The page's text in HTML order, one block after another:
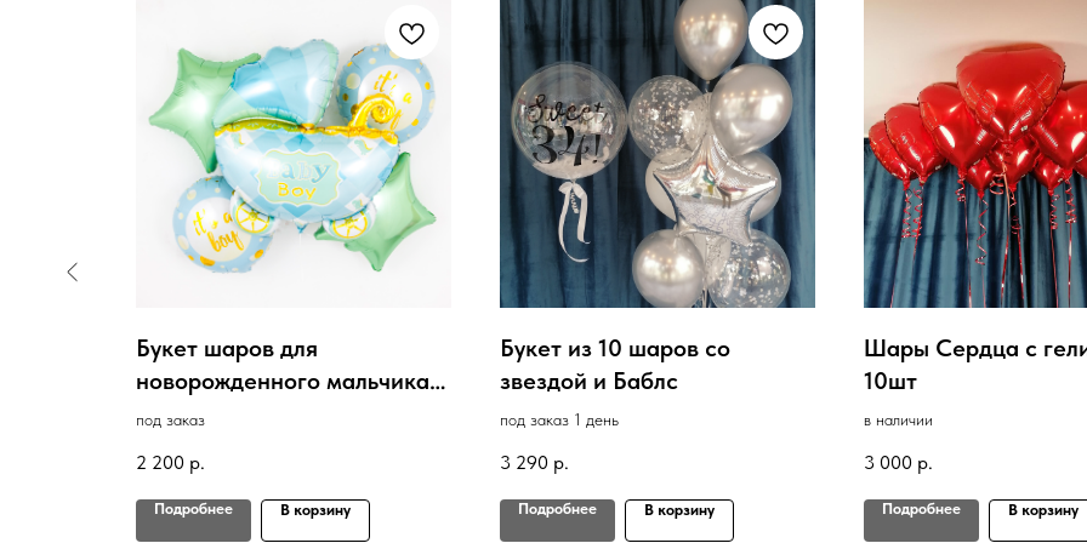
Букет шаров для
новорожденного мальчика,
Коляска
под заказ
2 200 р.
Подробнее В корзину
Букет из 10 шаров со
звездой и Баблс
под заказ 1 день
3 290 р.
Подробнее В корзину
Шары Сердца с
10шт
в наличии
3 000 р.
Подробнее В корзину